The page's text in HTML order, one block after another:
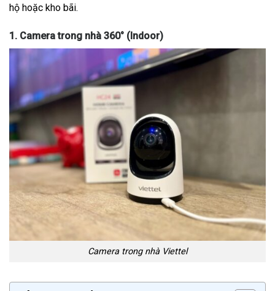
hộ hoặc kho bãi.
1. Camera trong nhà 360° (Indoor)
Camera trong nhà Viettel